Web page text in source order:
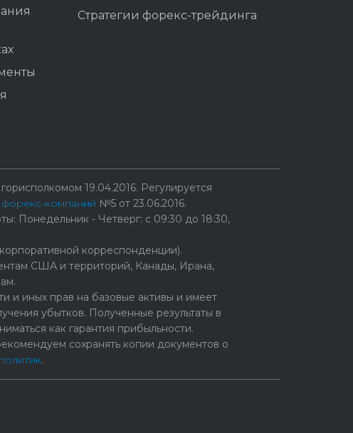
Стратегии форекс-трейдинга
19.04.2016. Регулируется
компаний №5 от 23.06.2016.
Понедельник - Четверг: с 09:30 до 18:30,
корреспонденции).
США и территорий, Канады, Ирана,
и иных прав на базовые активы и имеет
убытков. Полученные результаты в
как гарантия прибыльности.
сохранять копии документов о
.